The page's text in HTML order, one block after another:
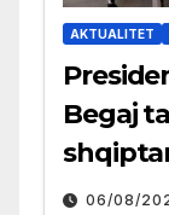
AKTUALITET
Begaj
06/08/